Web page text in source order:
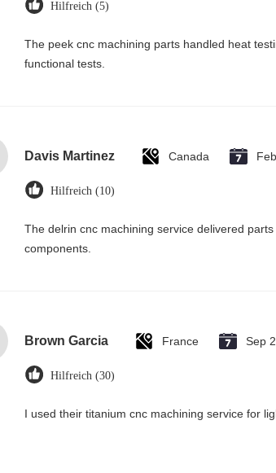
Hilfreich (5)
The peek cnc machining parts handled heat
functional tests.
Davis Martinez Canada
Hilfreich (10)
The delrin cnc machining service delivered
components.
Brown Garcia France Sep
Hilfreich (30)
I used their titanium cnc machining service for